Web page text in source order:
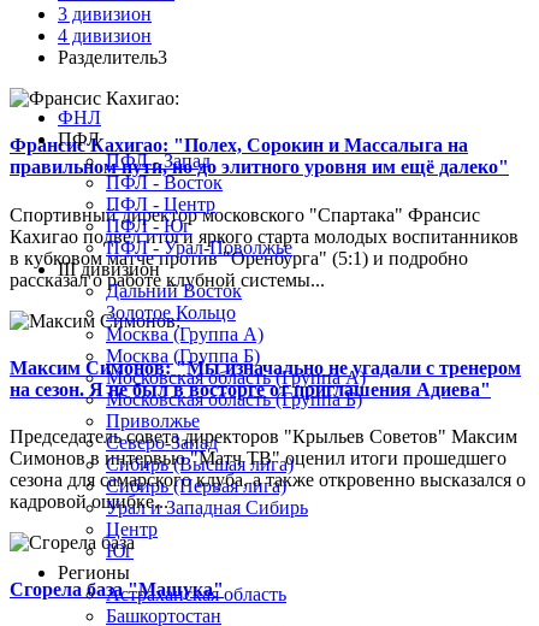
3 дивизион
4 дивизион
Разделитель3
Франсис Кахигао: "Полех, Сорокин и Массалыга на
правильном пути, но до элитного уровня им ещё далеко"
Спортивный директор московского "Спартака" Франсис
Кахигао подвел итоги яркого старта молодых воспитанников
в кубковом матче против "Оренбурга" (5:1) и подробно
рассказал о работе клубной системы...
Максим Симонов: "Мы изначально не угадали с тренером
на сезон. Я не был в восторге от приглашения Адиева"
Председатель совета директоров "Крыльев Советов" Максим
Симонов в интервью "Матч ТВ" оценил итоги прошедшего
сезона для самарского клуба, а также откровенно высказался о
кадровой ошибке...
Сгорела база "Машука"
ФНЛ
ПФЛ
ПФЛ - Запад
ПФЛ - Восток
ПФЛ - Центр
ПФЛ - Юг
ПФЛ - Урал-Поволжье
III дивизион
Дальний Восток
Золотое Кольцо
Москва (Группа А)
Москва (Группа Б)
Московская область (Группа А)
Московская область (Группа Б)
Приволжье
Северо-Запад
Сибирь (Высшая лига)
Сибирь (Первая лига)
Урал и Западная Сибирь
Центр
Юг
Регионы
Астраханская область
Башкортостан